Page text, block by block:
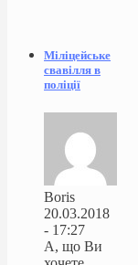
Міліцейське
свавілля в
поліції
Boris
20.03.2018
- 17:27
А, що Ви